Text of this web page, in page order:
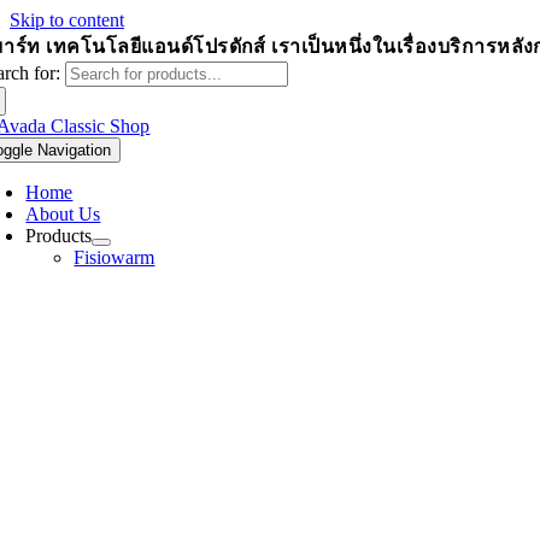
Skip to content
ร์ท เทคโนโลยีแอนด์โปรดักส์ เราเป็นหนึ่งในเรื่องบริการหลั
for:
Navigation
Home
About Us
Products
Fisiowarm